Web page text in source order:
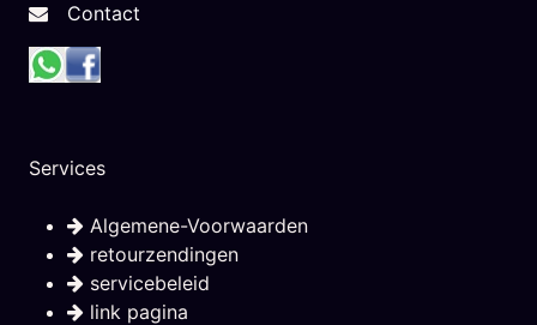
Contact
Services
Algemene-Voorwaarden
retourzendingen
servicebeleid
link pagina